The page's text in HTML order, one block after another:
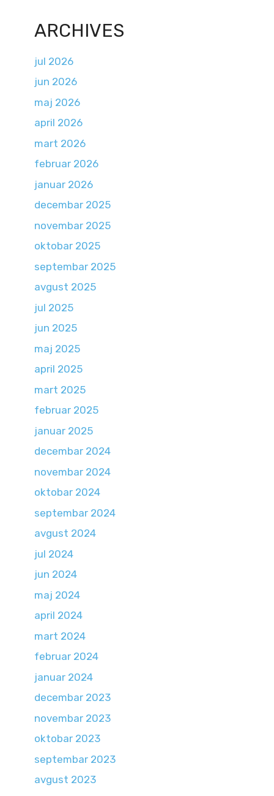
ARCHIVES
jul 2026
jun 2026
maj 2026
april 2026
mart 2026
februar 2026
januar 2026
decembar 2025
novembar 2025
oktobar 2025
septembar 2025
avgust 2025
jul 2025
jun 2025
maj 2025
april 2025
mart 2025
februar 2025
januar 2025
decembar 2024
novembar 2024
oktobar 2024
septembar 2024
avgust 2024
jul 2024
jun 2024
maj 2024
april 2024
mart 2024
februar 2024
januar 2024
decembar 2023
novembar 2023
oktobar 2023
septembar 2023
avgust 2023